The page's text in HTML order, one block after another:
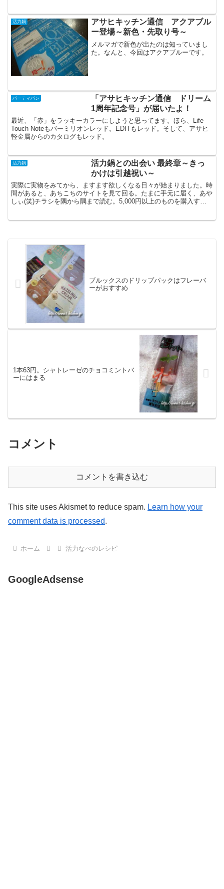
活力鍋
アサヒキッチン通信 アクアブル
ー登場～新色・先取り号～
メルマガで新色が出たのは知っていまし
た。なんと、今回はアクアブルーです。
パーティパン
「アサヒキッチン通信 ドリーム
1周年記念号」が届いたよ！
最近、「赤」をラッキーカラーにしようと思ってます。ほら、Life
Touch Noteもバーミリオンレッド。EDITもレッド。そして、アサヒ
軽金属からのカタログもレッド。
活力鍋
活力鍋との出会い 最終章～きっ
かけは引越祝い～
実際に実物をみてから、ますます欲しくなる日々が始まりました。時
間があると、あちこちのサイトを見て回る。たまに手元に届く、あや
しぃ(笑)チラシを隅から隅まで読む。5,000円以上のものを購入する
ブルックスのドリップパックはフレーバ
ーがおすすめ
1本63円。シャトレーゼのチョコミントバ
ーにはまる
コメント
コメントを書き込む
This site uses Akismet to reduce spam. Learn how your
comment data is processed.
ホーム 活力なべのレシピ
GoogleAdsense